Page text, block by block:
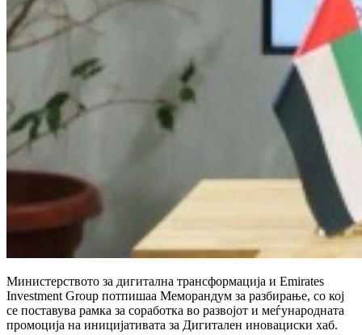
Министерството за дигитална трансформација и Emirates
Investment Group потпишаа Меморандум за разбирање, со кој
се поставува рамка за соработка во развојот и меѓународната
промоција на иницијативата за Дигитален иновациски хаб.